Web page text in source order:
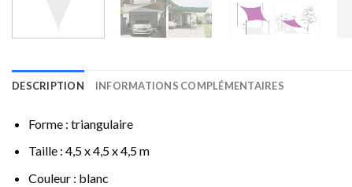
DESCRIPTION INFORMATIONS COMPLÉMENTAIRES
Forme : triangulaire
Taille : 4,5 x 4,5 x 4,5 m
Couleur : blanc